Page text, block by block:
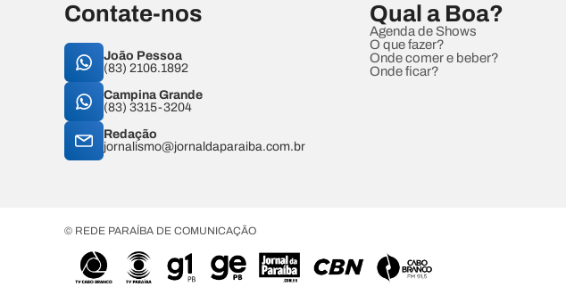
Contate-nos
João Pessoa
(83) 2106.1892
Campina Grande
(83) 3315-3204
Redação
jornalismo@jornaldaparaiba.com.br
Qual a Boa?
Agenda de Shows
O que fazer?
Onde comer e beber?
Onde ficar?
© REDE PARAÍBA DE COMUNICAÇÃO